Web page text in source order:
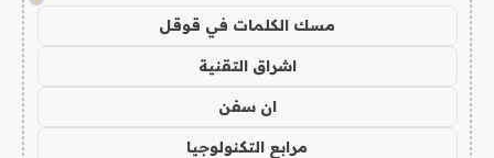
مسك الكلمات في قوقل
اشراق التقنية
ان سفن
مرابع التكنولوجيا